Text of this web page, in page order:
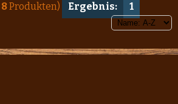
8Produkten) Ergebnis: 1